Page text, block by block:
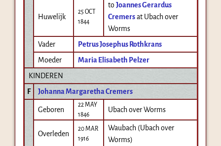
Huwelijk
25 OCT
1844
toJoannes Gerardus
Cremers at Ubach over
Worms
Vader
Petrus Josephus Rothkrans
Moeder
Maria Elisabeth Pelzer
KINDEREN
F
Johanna Margaretha Cremers
Geboren
22 MAY
1846
Ubach over Worms
Overleden
20 MAR
1916
Waubach (Ubach over
Worms)